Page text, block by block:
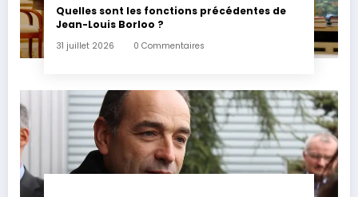
Quelles sont les fonctions précédentes de
Jean-Louis Borloo ?
31 juillet 2026 0 Commentaires